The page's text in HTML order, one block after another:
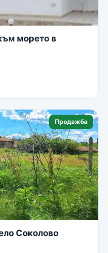
морето в
Продажба
Соколово